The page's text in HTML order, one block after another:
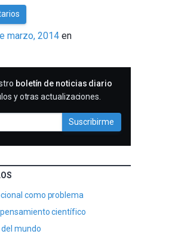
marzo, 2014 en
boletín de noticias diario
y otras actualizaciones.
Suscribirme
como problema
pensamiento científico
mundo